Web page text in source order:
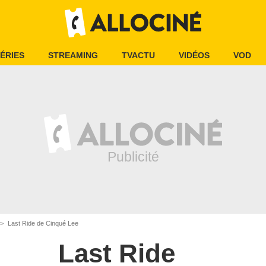
STREAMING TVACTU VIDÉOS VOD
Last Ride de Cinqué Lee
Last Ride